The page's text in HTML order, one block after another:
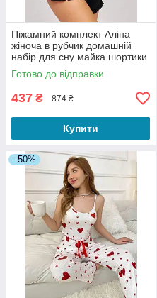
Піжамний комплект Аліна
жіноча в рубчик домашній
набір для сну майка шортики
з рюшами чорний S
Готово до відправки
437 ₴ 874 ₴
Купити
–50%